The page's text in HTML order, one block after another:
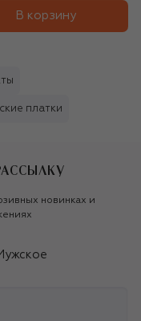
В корзину
платки
новинках и